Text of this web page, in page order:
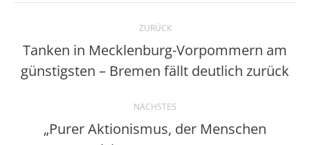
Kommentarnavigation
ZURÜCK
Vorheriger
Beitrag:
Tanken in Mecklenburg-Vorpommern am
günstigsten – Bremen fällt deutlich zurück
NÄCHSTES
„Purer Aktionismus, der Menschen